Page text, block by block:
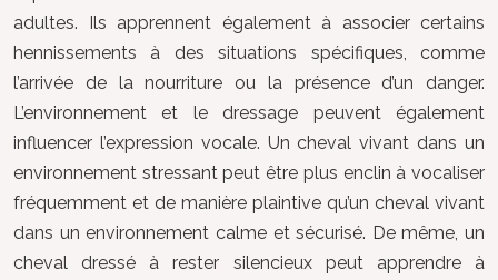
adultes. Ils apprennent également à associer certains
hennissements à des situations spécifiques, comme
l’arrivée de la nourriture ou la présence d’un danger.
L’environnement et le dressage peuvent également
influencer l’expression vocale. Un cheval vivant dans un
environnement stressant peut être plus enclin à vocaliser
fréquemment et de manière plaintive qu’un cheval vivant
dans un environnement calme et sécurisé. De même, un
cheval dressé à rester silencieux peut apprendre à